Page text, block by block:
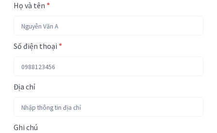
Họ và tên *
Số điện thoại *
Địa chỉ
Ghi chú